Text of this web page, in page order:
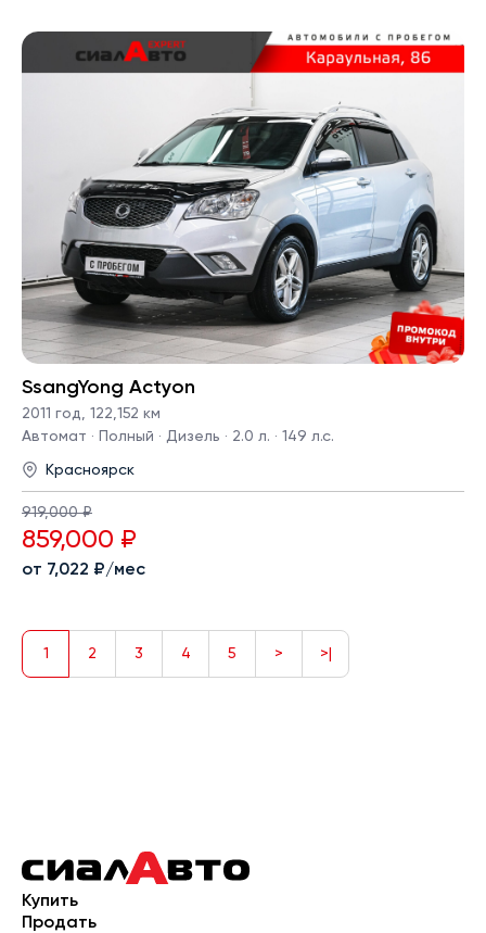
SsangYong Actyon
2011 год, 122,152 км
Автомат · Полный · Дизель · 2.0 л. · 149 л.с.
Красноярск
919,000 ₽
859,000 ₽
от 7,022 ₽/мес
1 2 3 4 5 > >|
Купить
Продать